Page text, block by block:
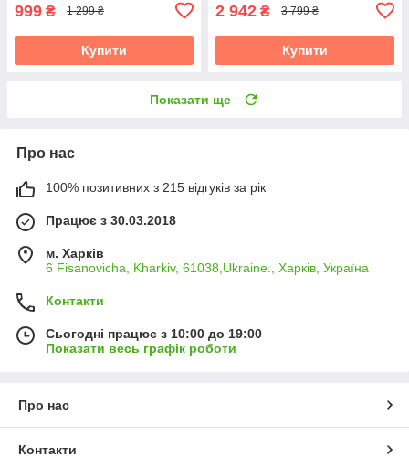
999 ₴ 1 299 ₴
Купити
2 942 ₴ 3 799 ₴
Купити
Показати ще
Про нас
100% позитивних з 215 відгуків за рік
Працює з 30.03.2018
м. Харків
6 Fisanovicha, Kharkiv, 61038,Ukraine., Харків, Україна
Контакти
Сьогодні працює з 10:00 до 19:00
Показати весь графік роботи
Про нас
Контакти